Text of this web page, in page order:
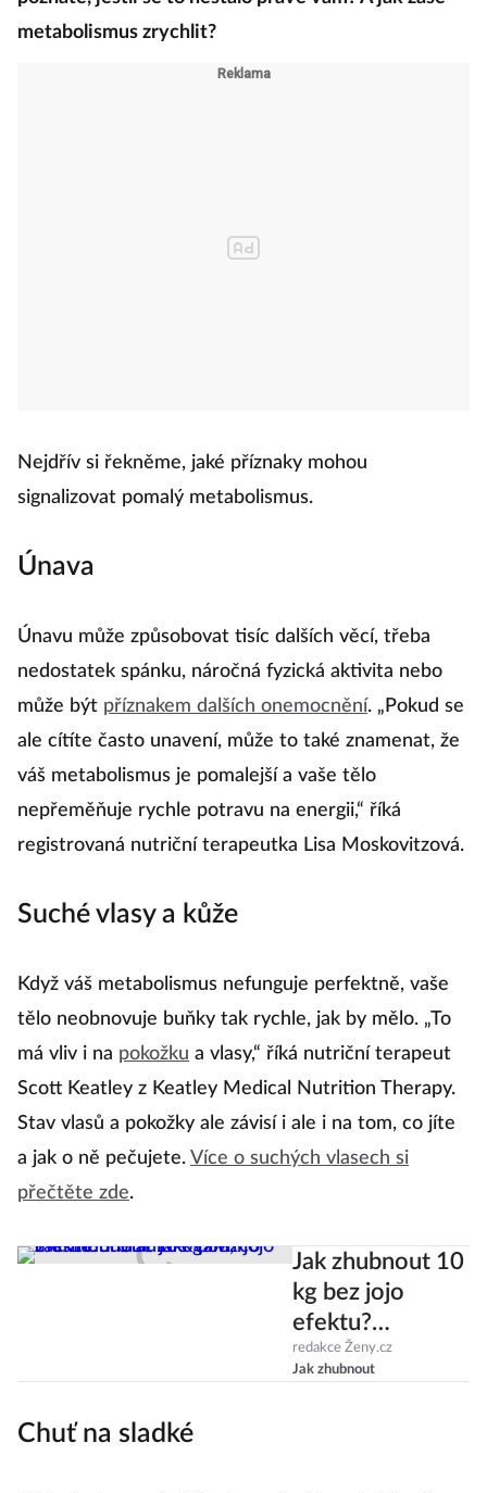
metabolismus zrychlit?
Nejdřív si řekněme, jaké příznaky mohou
signalizovat pomalý metabolismus.
Únava
Únavu může způsobovat tisíc dalších věcí, třeba
nedostatek spánku, náročná fyzická aktivita nebo
může být příznakem dalších onemocnění. „Pokud se
ale cítíte často unavení, může to také znamenat, že
váš metabolismus je pomalejší a vaše tělo
nepřeměňuje rychle potravu na energii,“ říká
registrovaná nutriční terapeutka Lisa Moskovitzová.
Suché vlasy a kůže
Když váš metabolismus nefunguje perfektně, vaše
tělo neobnovuje buňky tak rychle, jak by mělo. „To
má vliv i na pokožku a vlasy,“ říká nutriční terapeut
Scott Keatley z Keatley Medical Nutrition Therapy.
Stav vlasů a pokožky ale závisí i ale i na tom, co jíte
a jak o ně pečujete. Více o suchých vlasech si
přečtěte zde.
Jak zhubnout 10
kg bez jojo
efektu?
Poradíme vám,
co musíte udělat
redakce Ženy.cz
Jak zhubnout
Chuť na sladké